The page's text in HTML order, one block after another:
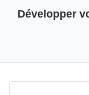
Développer